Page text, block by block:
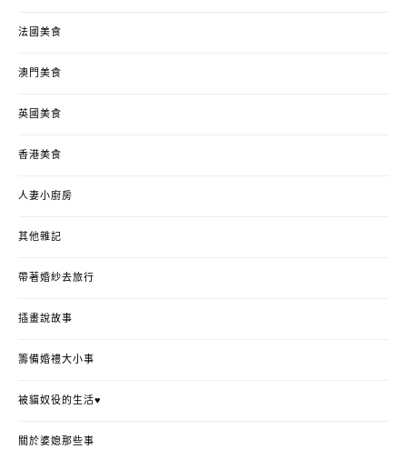
法國美食
澳門美食
英國美食
香港美食
人妻小廚房
其他雜記
帶著婚紗去旅行
插畫說故事
籌備婚禮大小事
被貓奴役的生活♥
關於婆媳那些事